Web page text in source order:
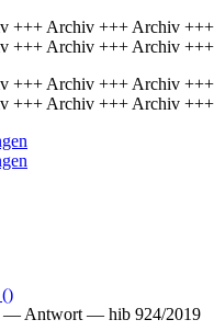
+++ Archiv +++ Archiv
+++ Archiv +++ Archiv
+++ Archiv +++ Archiv
+++ Archiv +++ Archiv
()
— Antwort — hib 924/2019